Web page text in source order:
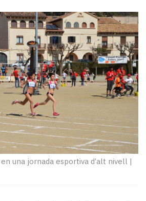
una jornada esportiva d’alt nivell |